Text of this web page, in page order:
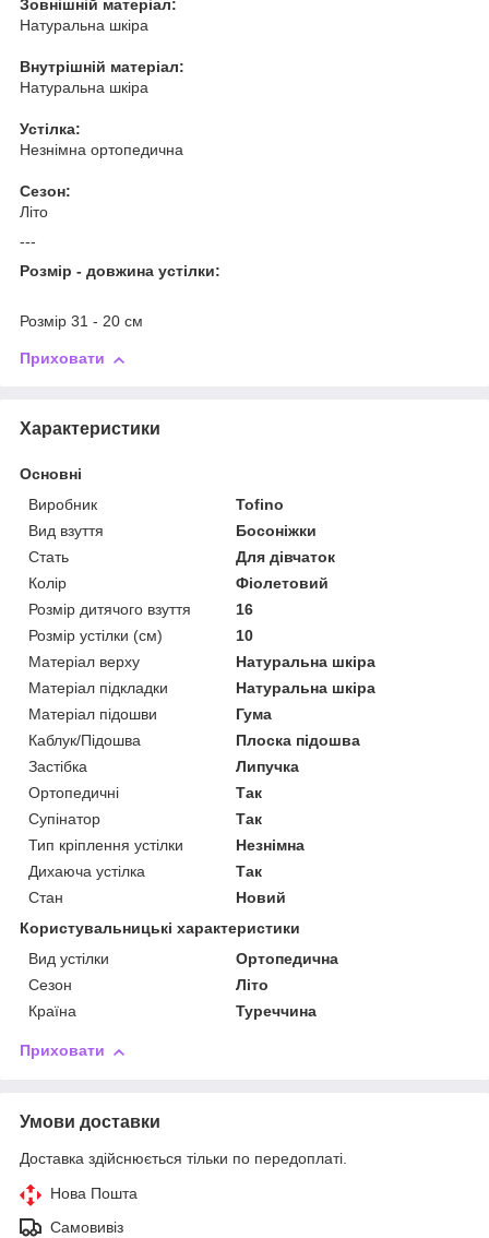
Зовнішній матеріал:
Натуральна шкіра
Внутрішній матеріал:
Натуральна шкіра
Устілка:
Незнімна ортопедична
Сезон:
Літо
---
Розмір - довжина устілки:
Розмір 31 - 20 см
Приховати
Характеристики
Основні
Виробник
Tofino
Вид взуття
Босоніжки
Стать
Для дівчаток
Колір
Фіолетовий
Розмір дитячого взуття
16
Розмір устілки (см)
10
Матеріал верху
Натуральна шкіра
Матеріал підкладки
Натуральна шкіра
Матеріал підошви
Гума
Каблук/Підошва
Плоска підошва
Застібка
Липучка
Ортопедичні
Так
Супінатор
Так
Тип кріплення устілки
Незнімна
Дихаюча устілка
Так
Стан
Новий
Користувальницькі характеристики
Вид устілки
Ортопедична
Сезон
Літо
Країна
Туреччина
Приховати
Умови доставки
Доставка здійснюється тільки по передоплаті.
Нова Пошта
Самовивіз